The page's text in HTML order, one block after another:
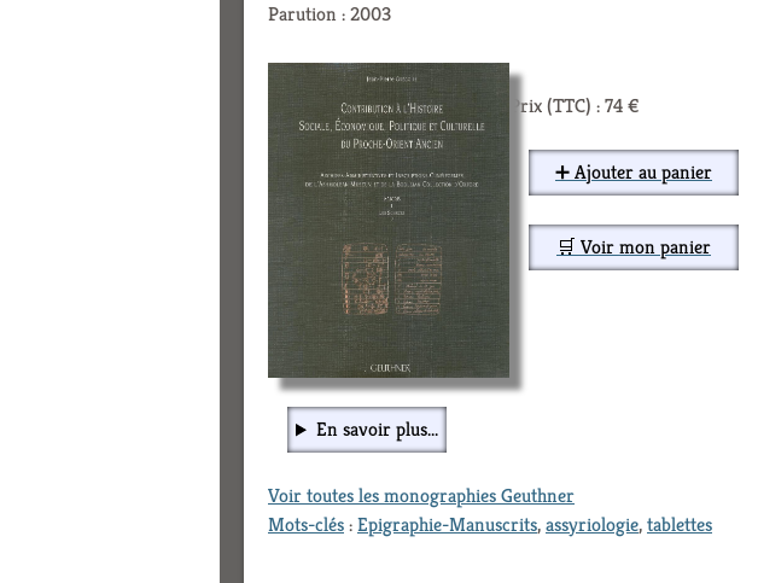
Parution : 2003
Prix (TTC) : 74 €
➕ Ajouter au panier
🛒 Voir mon panier
En savoir plus...
Voir toutes les monographies Geuthner
Mots-clés:Epigraphie-Manuscrits,assyriologie,tablettes